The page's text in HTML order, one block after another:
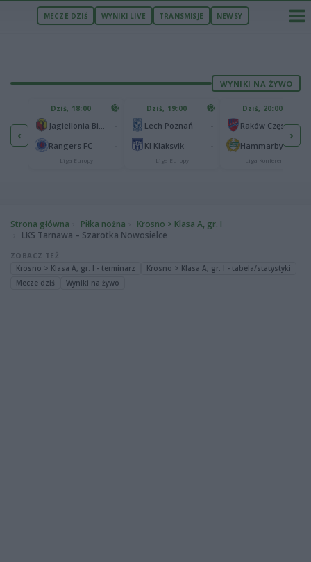
MECZE DZIŚ WYNIKI LIVE TRANSMISJE NEWSY
WYNIKI NA ŻYWO
‹
1
0
Dziś, 18:00
Rangers FC
Liga Europy
Dziś, 19:00
Lech Poznań
KI Klaksvik
Liga Europy
Dziś, 20:00
Raków Częstochowa
Hammarby IF
Liga Konferencji
›
Strona główna Piłka nożna
Krosno > Klasa A, gr. I
LKS Tarnawa – Szarotka Nowosielce
ZOBACZ TEŻ
Krosno > Klasa A, gr. I - terminarz
Krosno > Klasa A, gr. I - tabela/statystyki
Mecze dziś
Wyniki na żywo